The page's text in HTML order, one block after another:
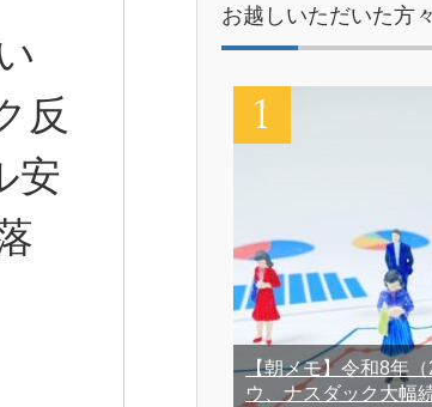
反
安
お越しいただいた方
【朝メモ】令和8年
ウ、ナスダック大幅